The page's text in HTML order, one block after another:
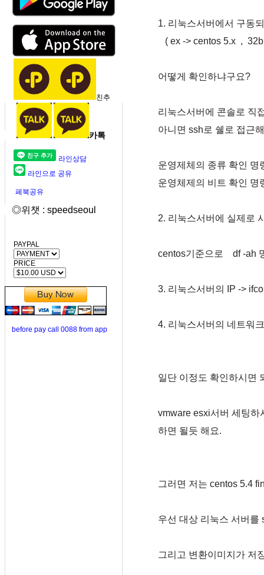
친추
카톡
라인상담
라인으로 공유
페북공유
◎위챗 : speedseoul
PAYPAL
PRICE
before pay call 0088 from app
1. 리눅스서버에서 구동
( ex -> centos 5.x ,
어떻게 확인하냐구요?
리눅스서버에 콘솔로 직
아니면 ssh로 쉘로 접근
운영제체의 종류 확인 명
운영체제의 비트 확인 명
2. 리눅스서버에 실제로
centos기준으로 df -ah
3. 리눅스서버의 IP ->
4. 리눅스서버의 네트워
일단 이정도 확인하시면
vmware esxi서버 세팅하
하면 될듯 해요.
그러면 저는 centos 5.4
우선 대상 리눅스 서버를
그리고 변환이미지가 저